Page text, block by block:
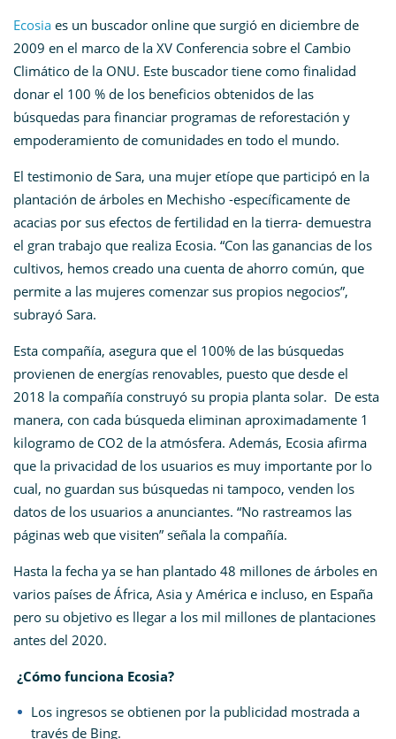
Ecosia es un buscador online que surgió en diciembre de
2009 en el marco de la XV Conferencia sobre el Cambio
Climático de la ONU. Este buscador tiene como finalidad
donar el 100 % de los beneficios obtenidos de las
búsquedas para financiar programas de reforestación y
empoderamiento de comunidades en todo el mundo.
El testimonio de Sara, una mujer etíope que participó en la
plantación de árboles en Mechisho -específicamente de
acacias por sus efectos de fertilidad en la tierra- demuestra
el gran trabajo que realiza Ecosia. “Con las ganancias de los
cultivos, hemos creado una cuenta de ahorro común, que
permite a las mujeres comenzar sus propios negocios”,
subrayó Sara.
Esta compañía, asegura que el 100% de las búsquedas
provienen de energías renovables, puesto que desde el
2018 la compañía construyó su propia planta solar. De esta
manera, con cada búsqueda eliminan aproximadamente 1
kilogramo de CO2 de la atmósfera. Además, Ecosia afirma
que la privacidad de los usuarios es muy importante por lo
cual, no guardan sus búsquedas ni tampoco, venden los
datos de los usuarios a anunciantes. “No rastreamos las
páginas web que visiten” señala la compañía.
Hasta la fecha ya se han plantado 48 millones de árboles en
varios países de África, Asia y América e incluso, en España
pero su objetivo es llegar a los mil millones de plantaciones
antes del 2020.
¿Cómo funciona Ecosia?
Los ingresos se obtienen por la publicidad mostrada a
través de Bing.